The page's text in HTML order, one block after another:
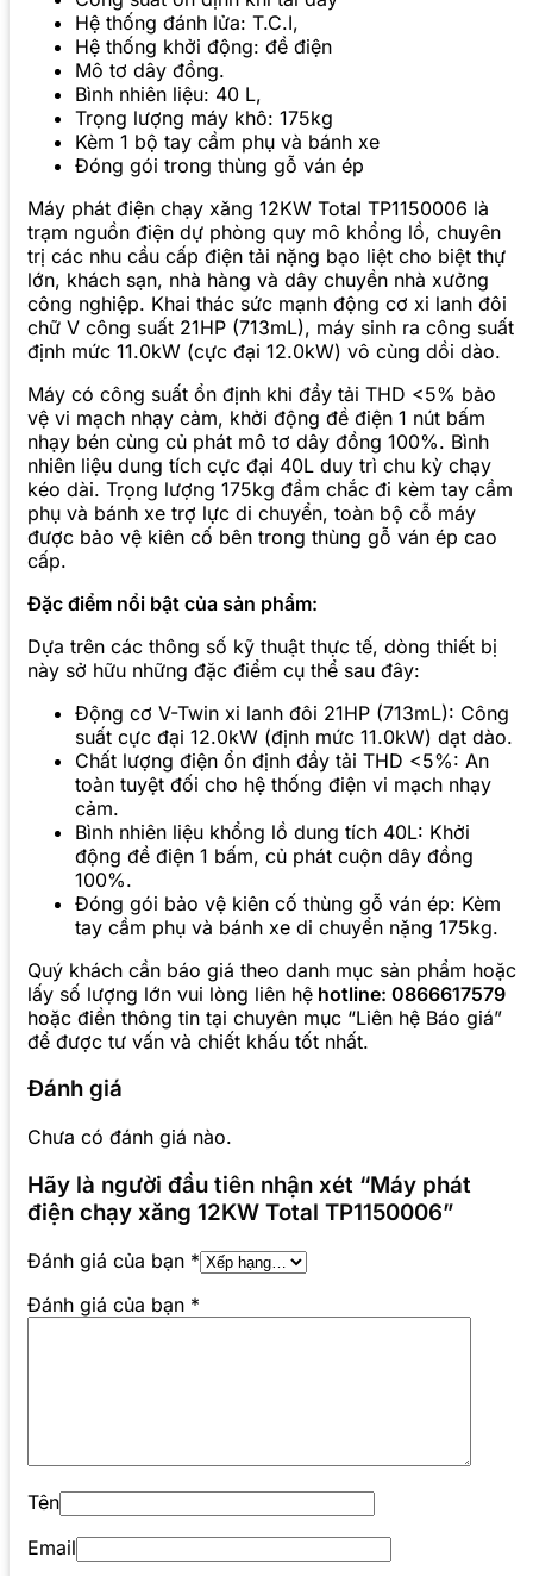
Hệ thống đánh lửa: T.C.I,
Hệ thống khởi động: đề điện
Mô tơ dây đồng.
Bình nhiên liệu: 40 L,
Trọng lượng máy khô: 175kg
Kèm 1 bộ tay cầm phụ và bánh xe
Đóng gói trong thùng gỗ ván ép
Máy phát điện chạy xăng 12KW Total TP1150006 là
trạm nguồn điện dự phòng quy mô khổng lồ, chuyên
trị các nhu cầu cấp điện tải nặng bạo liệt cho biệt thự
lớn, khách sạn, nhà hàng và dây chuyền nhà xưởng
công nghiệp. Khai thác sức mạnh động cơ xi lanh đôi
chữ V công suất 21HP (713mL), máy sinh ra công suất
định mức 11.0kW (cực đại 12.0kW) vô cùng dồi dào.
Máy có công suất ổn định khi đầy tải THD <5% bảo
vệ vi mạch nhạy cảm, khởi động đề điện 1 nút bấm
nhạy bén cùng củ phát mô tơ dây đồng 100%. Bình
nhiên liệu dung tích cực đại 40L duy trì chu kỳ chạy
kéo dài. Trọng lượng 175kg đầm chắc đi kèm tay cầm
phụ và bánh xe trợ lực di chuyển, toàn bộ cỗ máy
được bảo vệ kiên cố bên trong thùng gỗ ván ép cao
cấp.
Đặc điểm nổi bật của sản phẩm:
Dựa trên các thông số kỹ thuật thực tế, dòng thiết bị
này sở hữu những đặc điểm cụ thể sau đây:
Động cơ V-Twin xi lanh đôi 21HP (713mL): Công
suất cực đại 12.0kW (định mức 11.0kW) dạt dào.
Chất lượng điện ổn định đầy tải THD <5%: An
toàn tuyệt đối cho hệ thống điện vi mạch nhạy
cảm.
Bình nhiên liệu khổng lồ dung tích 40L: Khởi
động đề điện 1 bấm, củ phát cuộn dây đồng
100%.
Đóng gói bảo vệ kiên cố thùng gỗ ván ép: Kèm
tay cầm phụ và bánh xe di chuyển nặng 175kg.
Quý khách cần báo giá theo danh mục sản phẩm hoặc
lấy số lượng lớn vui lòng liên hệ hotline: 0866617579
hoặc điền thông tin tại chuyên mục “Liên hệ Báo giá”
để được tư vấn và chiết khấu tốt nhất.
Đánh giá
Chưa có đánh giá nào.
Hãy là người đầu tiên nhận xét “Máy phát
điện chạy xăng 12KW Total TP1150006”
Đánh giá của bạn *
Đánh giá của bạn *
Tên
Email